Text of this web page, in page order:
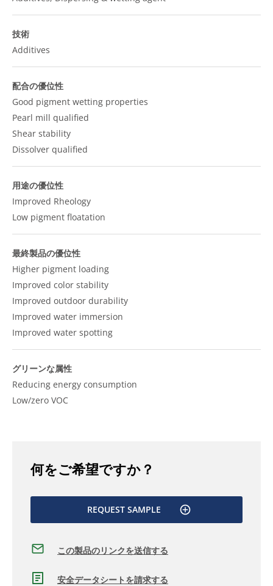
技術
Additives
配合の優位性
Good pigment wetting properties
Pearl mill qualified
Shear stability
Dissolver qualified
用途の優位性
Improved Rheology
Low pigment floatation
最終製品の優位性
Higher pigment loading
Improved color stability
Improved outdoor durability
Improved water immersion
Improved water spotting
グリーンな属性
Reducing energy consumption
Low/zero VOC
何をご希望ですか？
REQUEST SAMPLE
この製品のリンクを送信する
安全データシートを請求する